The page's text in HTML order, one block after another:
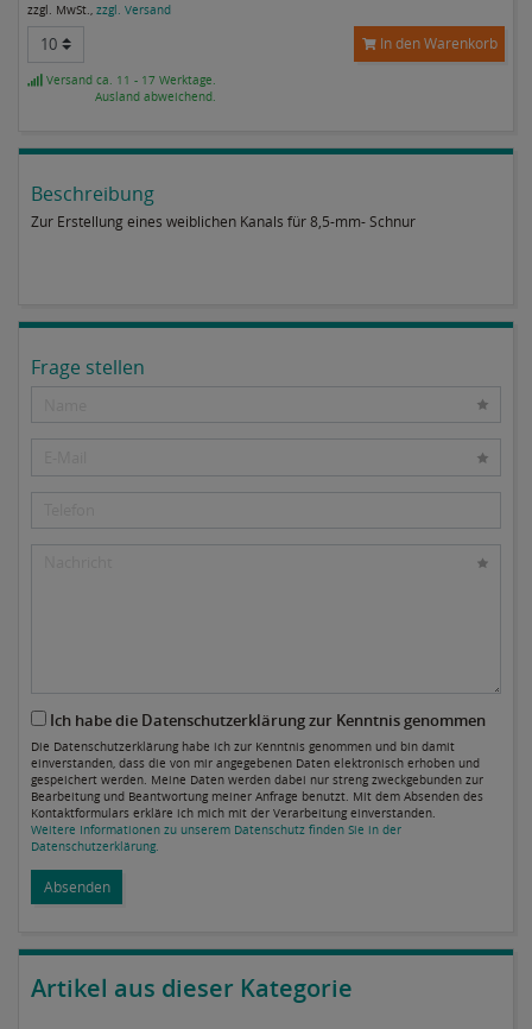
zzgl. MwSt., zzgl. Versand
In den Warenkorb
Versand ca. 11 - 17 Werktage.
Ausland abweichend.
Beschreibung
Zur Erstellung eines weiblichen Kanals für 8,5-mm- Schnur
Frage stellen
Ich habe die Datenschutzerklärung zur Kenntnis genommen
Die Datenschutzerklärung habe ich zur Kenntnis genommen und bin damit
einverstanden, dass die von mir angegebenen Daten elektronisch erhoben und
gespeichert werden. Meine Daten werden dabei nur streng zweckgebunden zur
Bearbeitung und Beantwortung meiner Anfrage benutzt. Mit dem Absenden des
Kontaktformulars erkläre ich mich mit der Verarbeitung einverstanden.
Weitere Informationen zu unserem Datenschutz finden Sie in der
Datenschutzerklärung.
Absenden
Artikel aus dieser Kategorie